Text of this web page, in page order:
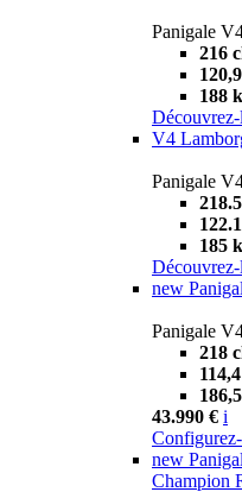
Panigale
216
188
Découvrez-
V4
Panigale
185
Découvrez-
new
Panigale
218
43.990 € i
new
Champion